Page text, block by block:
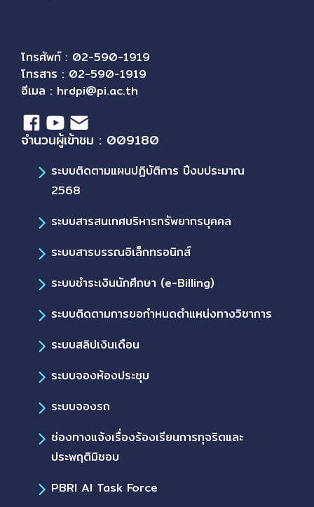
โทรศัพท์ : 02-590-1919
โทรสาร : 02-590-1919
อีเมล : hrdpi@pi.ac.th
จำนวนผู้เข้าชม : 009180
ระบบติดตามแผนปฏิบัติการ ปีงบประมาณ
2568
ระบบสารสนเทศบริหารทรัพยากรบุคคล
ระบบสารบรรณอิเล็กทรอนิกส์
ระบบชำระเงินนักศึกษา (e-Billing)
ระบบติดตามการขอกำหนดตำแหน่งทางวิชาการ
ระบบสลิปเงินเดือน
ระบบจองห้องประชุม
ระบบจองรถ
ช่องทางแจ้งเรื่องร้องเรียนการทุจริตและ
ประพฤติมิชอบ
PBRI AI Task Force